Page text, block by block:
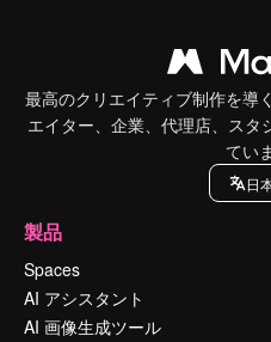
最高のクリエイティブ制作を導
エイター、企業、代理店、スタ
てい
日
製品
Spaces
AI アシスタント
AI 画像生成ツール